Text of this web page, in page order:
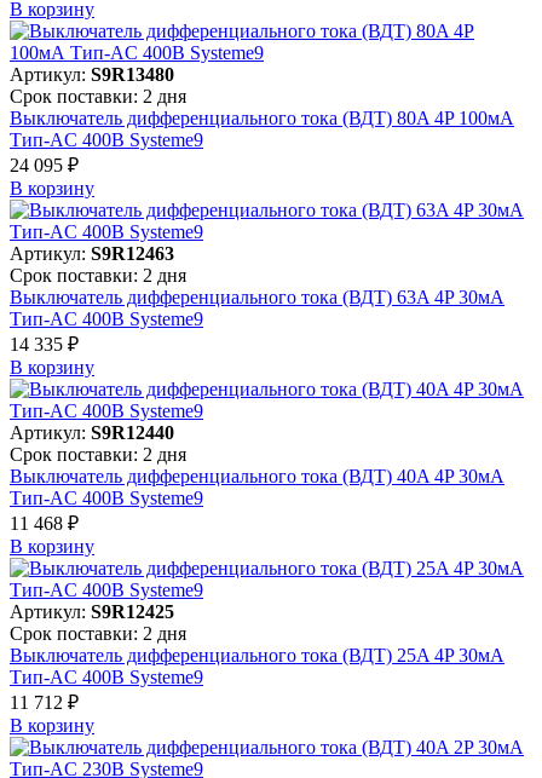
В корзинy
Артикул: S9R13480
Срок поставки: 2 дня
Выключатель дифференциального тока (ВДТ) 80A 4P 100мА
Тип-AC 400В Systeme9
24 095 ₽
В корзинy
Артикул: S9R12463
Срок поставки: 2 дня
Выключатель дифференциального тока (ВДТ) 63A 4P 30мА
Тип-AC 400В Systeme9
14 335 ₽
В корзинy
Артикул: S9R12440
Срок поставки: 2 дня
Выключатель дифференциального тока (ВДТ) 40A 4P 30мА
Тип-AC 400В Systeme9
11 468 ₽
В корзинy
Артикул: S9R12425
Срок поставки: 2 дня
Выключатель дифференциального тока (ВДТ) 25A 4P 30мА
Тип-AC 400В Systeme9
11 712 ₽
В корзинy